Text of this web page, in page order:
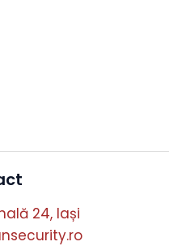
24, Iași